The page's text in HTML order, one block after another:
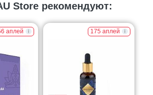
Store рекомендуют:
аплей 175 аплей